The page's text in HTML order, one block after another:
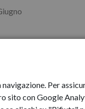
Per
sito con Google